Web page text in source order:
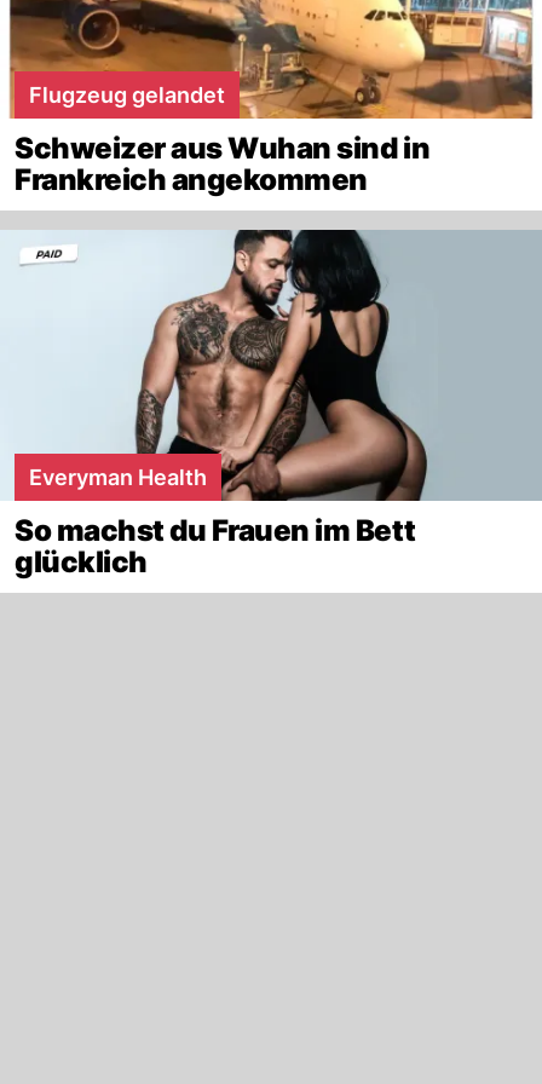
Flugzeug gelandet
Schweizer aus Wuhan sind in
Frankreich angekommen
Everyman Health
So machst du Frauen im Bett
glücklich